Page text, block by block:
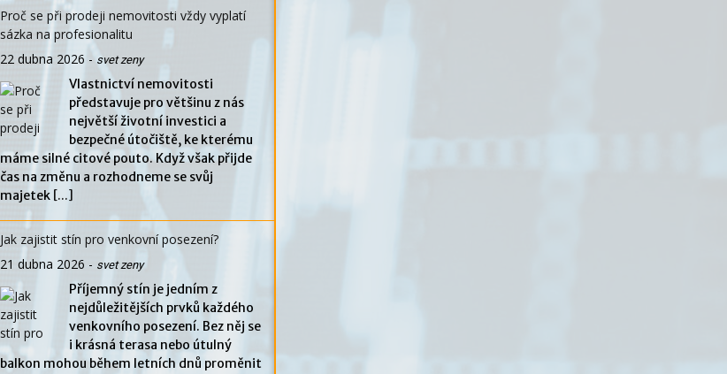
Proč se při prodeji nemovitosti vždy vyplatí
sázka na profesionalitu
22 dubna 2026 - svet zeny
Vlastnictví nemovitosti
představuje pro většinu z nás
největší životní investici a
bezpečné útočiště, ke kterému
máme silné citové pouto. Když však přijde
čas na změnu a rozhodneme se svůj
majetek [...]
Jak zajistit stín pro venkovní posezení?
21 dubna 2026 - svet zeny
Příjemný stín je jedním z
nejdůležitějších prvků každého
venkovního posezení. Bez něj se
i krásná terasa nebo útulný
balkon mohou během letních dnů proměnit